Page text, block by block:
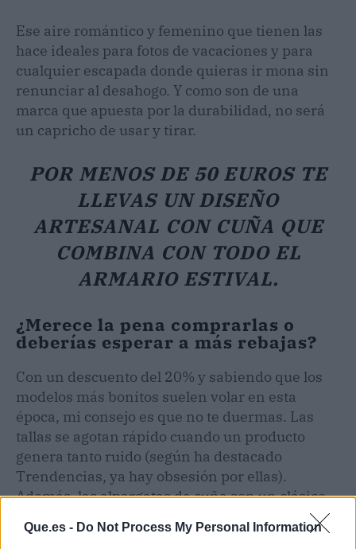
Que.es - Do Not Process My Personal Information
Ese aire romántico y femenino que tienen las
hace ideales para fotos de vacaciones y para
cualquier escapada donde quieras ir mona sin
renunciar al desahogo. Y como son de una
marca que apuesta por la durabilidad, no será
un capricho de usar y tirar.
POR MENOS DE 50 EUROS TE
LLEVAS UN DISEÑO
ARTESANAL CON CUÑA QUE
COMBINA CON TODO EL
ARMARIO ESTIVAL.
¿Merece la pena comprarlas o
deberías esperar a más rebajas?
Con un descuento del 20% y sabiendo que los
modelos más bonitos suelen volar en esta
época, mi consejo es que no te duermas. Las
tallas se agotan rápido cuando un producto
genera tanto ruido (según ha destacado
Trendencias, ya hay obsesión por ellas).
Además, las alpargatas de cuña son un clásico
usando.